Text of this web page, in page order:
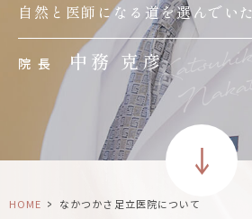
自然と医師になる道を選んでいた
院長 中務 克彦
HOME > なかつかさ足立医院について